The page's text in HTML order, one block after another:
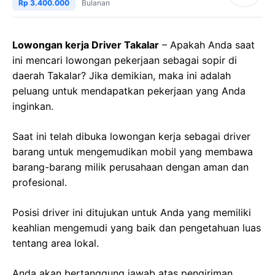
Rp 3.400.000 Bulanan
Lowongan kerja Driver Takalar – Apakah Anda saat
ini mencari lowongan pekerjaan sebagai sopir di
daerah Takalar? Jika demikian, maka ini adalah
peluang untuk mendapatkan pekerjaan yang Anda
inginkan.
Saat ini telah dibuka lowongan kerja sebagai driver
barang untuk mengemudikan mobil yang membawa
barang-barang milik perusahaan dengan aman dan
profesional.
Posisi driver ini ditujukan untuk Anda yang memiliki
keahlian mengemudi yang baik dan pengetahuan luas
tentang area lokal.